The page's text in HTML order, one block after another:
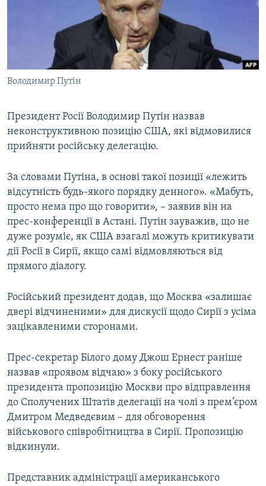
ВІДЕОУРОКИ «ELIFBE»
СВІДЧЕННЯ ОКУПАЦІЇ
УКРАЇНСЬКА ПРОБЛЕМА КРИМУ
ІНФОГРАФІКА
Qırımtatar
ДОЛУЧАЙСЯ!
Усі сайти RFE/RL
Володимир Путін
Президент Росії Володимир Путін назвав
неконструктивною позицію США, які відмовилися
прийняти російську делегацію.
За словами Путіна, в основі такої позиції «лежить
відсутність будь-якого порядку денного». «Мабуть,
просто нема про що говорити», – заявив він на
прес-конференції в Астані. Путін зауважив, що не
дуже розуміє, як США взагалі можуть критикувати
дії Росії в Сирії, якщо самі відмовляються від
прямого діалогу.
Російський президент додав, що Москва «залишає
двері відчиненими» для дискусії щодо Сирії з усіма
зацікавленими сторонами.
Прес-секретар Білого дому Джош Ернест раніше
назвав «проявом відчаю» з боку російського
президента пропозицію Москви про відправлення
до Сполучених Штатів делегації на чолі з прем’єром
Дмитром Медведєвим – для обговорення
військового співробітництва в Сирії. Пропозицію
відкинули.
Представник адміністрації американського